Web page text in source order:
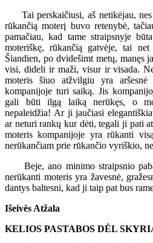
Tai perskaičiusi, aš netikėjau, nes
rūkančią moterį buvo retenybė,
pamačiau, kad tame straipsnyje
moteriškę, rūkančią gatvėje, tai
Šiandien, po dvidešimt metų, manęs
visi, dideli ir maži, visur ir visada.
moteris šiuo atžvilgiu yra
kompanijoje turi saiką. Jis
gali būti ilgą laiką nerūkęs, o
nepaleidžia! Ar ji jaučiasi
ar neturi rankų kur dėti, tegali ji pati
moteris kompanijoje yra rūkanti
nerūkančiam prie rūkančio vyriškio,
Beje, ano minimo straipsnio
nerūkanti moteris yra žavesnė,
dantys baltesni, kad ji taip pat bus
Išeivės Atžala
KELIOS PASTABOS DĖL